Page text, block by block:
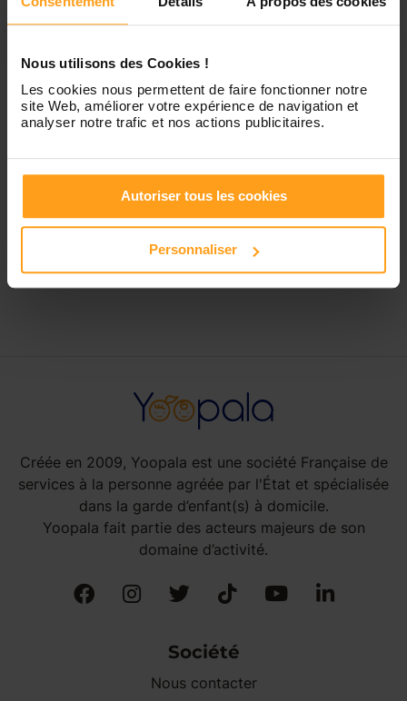
Nous utilisons des Cookies !
Les cookies nous permettent de faire fonctionner notre
site Web, améliorer votre expérience de navigation et
analyser notre trafic et nos actions publicitaires.
Autoriser tous les cookies
Personnaliser
d’enfants de tout âge ayant également mon BAFA depuis
1
Petites annonces de
nounous à Beauvois-En-
Vermandois
Créée en 2009, Yoopala est une société Française de
services à la personne agréée par l'État et spécialisée
dans la garde d’enfant(s) à domicile.
Yoopala fait partie des acteurs majeurs de son
domaine d’activité.
Société
Nous contacter